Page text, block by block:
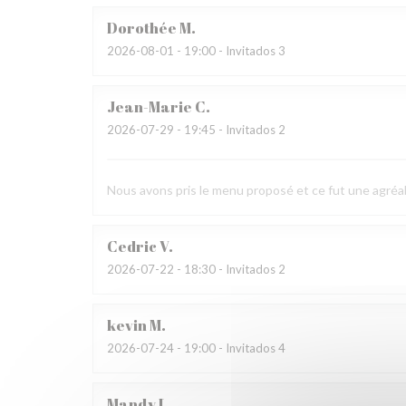
DorothéeM
2026-08-01 - 19:00 - Invitados 3
Jean-Marie C
2026-07-29 - 19:45 - Invitados 2
Nous avons pris le menu proposé et ce fut une
CedricV
2026-07-22 - 18:30 - Invitados 2
kevinM
2026-07-24 - 19:00 - Invitados 4